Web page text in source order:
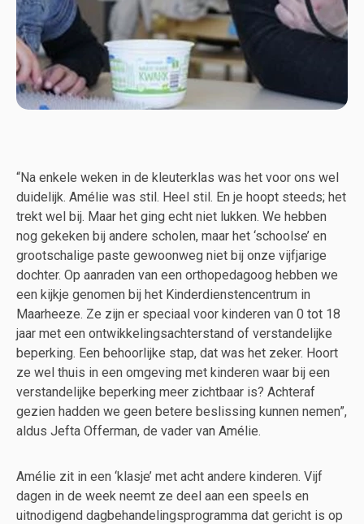
“Na enkele weken in de kleuterklas was het voor ons wel
duidelijk. Amélie was stil. Heel stil. En je hoopt steeds; het
trekt wel bij. Maar het ging echt niet lukken. We hebben
nog gekeken bij andere scholen, maar het ‘schoolse’ en
grootschalige paste gewoonweg niet bij onze vijfjarige
dochter. Op aanraden van een orthopedagoog hebben we
een kijkje genomen bij het Kinderdienstencentrum in
Maarheeze. Ze zijn er speciaal voor kinderen van 0 tot 18
jaar met een ontwikkelingsachterstand of verstandelijke
beperking. Een behoorlijke stap, dat was het zeker. Hoort
ze wel thuis in een omgeving met kinderen waar bij een
verstandelijke beperking meer zichtbaar is? Achteraf
gezien hadden we geen betere beslissing kunnen nemen”,
aldus Jefta Offerman, de vader van Amélie.
Amélie zit in een ‘klasje’ met acht andere kinderen. Vijf
dagen in de week neemt ze deel aan een speels en
uitnodigend dagbehandelingsprogramma dat gericht is op